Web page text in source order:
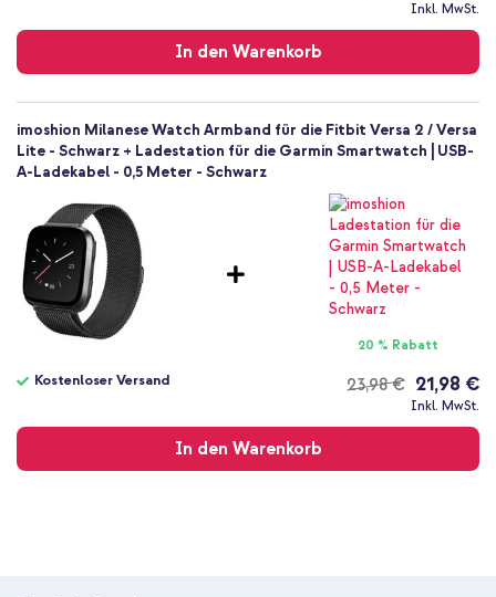
Inkl. MwSt.
In den Warenkorb
Versand
imoshion Milanese Watch Armband für die Fitbit Versa 2 / Versa
Lite - Schwarz + Ladestation für die Garmin Smartwatch | USB-
A-Ladekabel - 0,5 Meter - Schwarz
20 % Rabatt
23,98 €
Kostenloser Versand 21,98 €
Inkl. MwSt.
In den Warenkorb
Versand